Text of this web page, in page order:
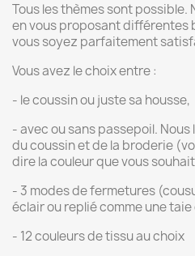
Tous les thèmes sont possible.
en vous proposant différentes
vous soyez parfaitement
Vous avez le choix entre :
- le coussin ou juste sa housse,
- avec ou sans passepoil.
du coussin et de la broderie
dire la couleur que vous
- 3 modes de fermetures
éclair ou replié comme une
- 12 couleurs de tissu au choix